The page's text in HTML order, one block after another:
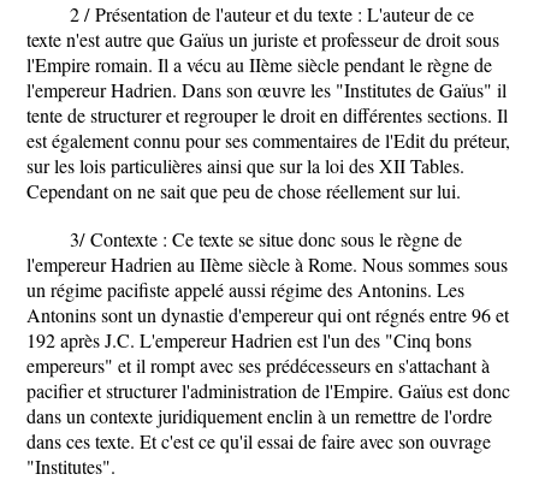
2 /Présentation de l'auteur et du texte : L'auteur de ce
texte n'est autre que Gaïus un juriste et professeur de droit sous
l'Empire romain. Il a vécu au IIème siècle pendant le règne de
l'empereur Hadrien. Dans son œuvre les "Institutes de Gaïus" il
tente de structurer et regrouper le droit en différentes sections. Il
est également connu pour ses commentaires de l'Edit du préteur,
sur les lois particulières ainsi que sur la loi des XII Tables.
Cependant on ne sait que peu de chose réellement sur lui.
3/Contexte : Ce texte se situe donc sous le règne de
l'empereur Hadrien au IIème siècle à Rome. Nous sommes sous
un régime pacifiste appelé aussi régime des Antonins. Les
Antonins sont un dynastie d'empereur qui ont régnés entre 96 et
192 après J.C. L'empereur Hadrien est l'un des "Cinq bons
empereurs" et il rompt avec ses prédécesseurs en s'attachant à
pacifier et structurer l'administration de l'Empire. Gaïus est donc
dans un contexte juridiquement enclin à un remettre de l'ordre
dans ces texte. Et c'est ce qu'il essai de faire avec son ouvrage
"Institutes".